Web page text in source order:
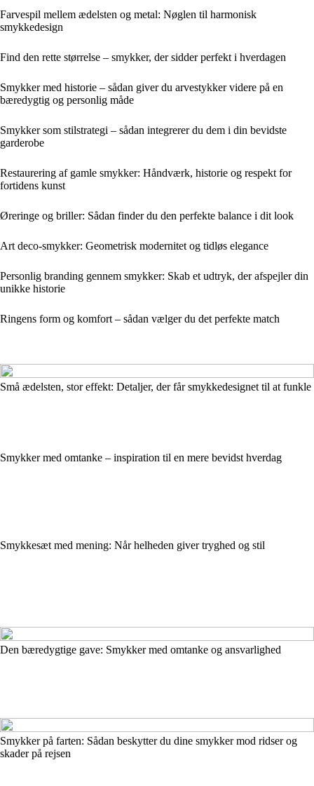
Farvespil mellem ædelsten og metal: Nøglen til harmonisk
smykkedesign
Find den rette størrelse – smykker, der sidder perfekt i hverdagen
Smykker med historie – sådan giver du arvestykker videre på en
bæredygtig og personlig måde
Smykker som stilstrategi – sådan integrerer du dem i din bevidste
garderobe
Restaurering af gamle smykker: Håndværk, historie og respekt for
fortidens kunst
Øreringe og briller: Sådan finder du den perfekte balance i dit look
Art deco-smykker: Geometrisk modernitet og tidløs elegance
Personlig branding gennem smykker: Skab et udtryk, der afspejler din
unikke historie
Ringens form og komfort – sådan vælger du det perfekte match
Små ædelsten, stor effekt: Detaljer, der får smykkedesignet til at funkle
Smykker med omtanke – inspiration til en mere bevidst hverdag
Smykkesæt med mening: Når helheden giver tryghed og stil
Den bæredygtige gave: Smykker med omtanke og ansvarlighed
Smykker på farten: Sådan beskytter du dine smykker mod ridser og
skader på rejsen